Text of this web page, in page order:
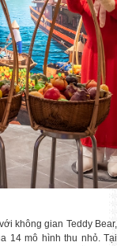
không gian Teddy Bear,
14 mô hình thu nhỏ. Tại